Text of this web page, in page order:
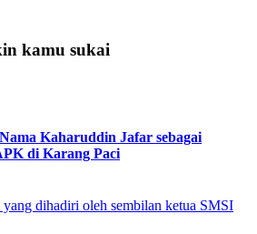
kamu sukai
Kaharuddin Jafar sebagai
di Karang Paci